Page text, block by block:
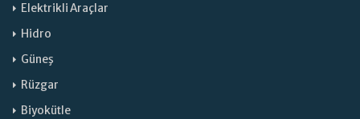
Elektrikli Araçlar
Hidro
Güneş
Rüzgar
Biyokütle